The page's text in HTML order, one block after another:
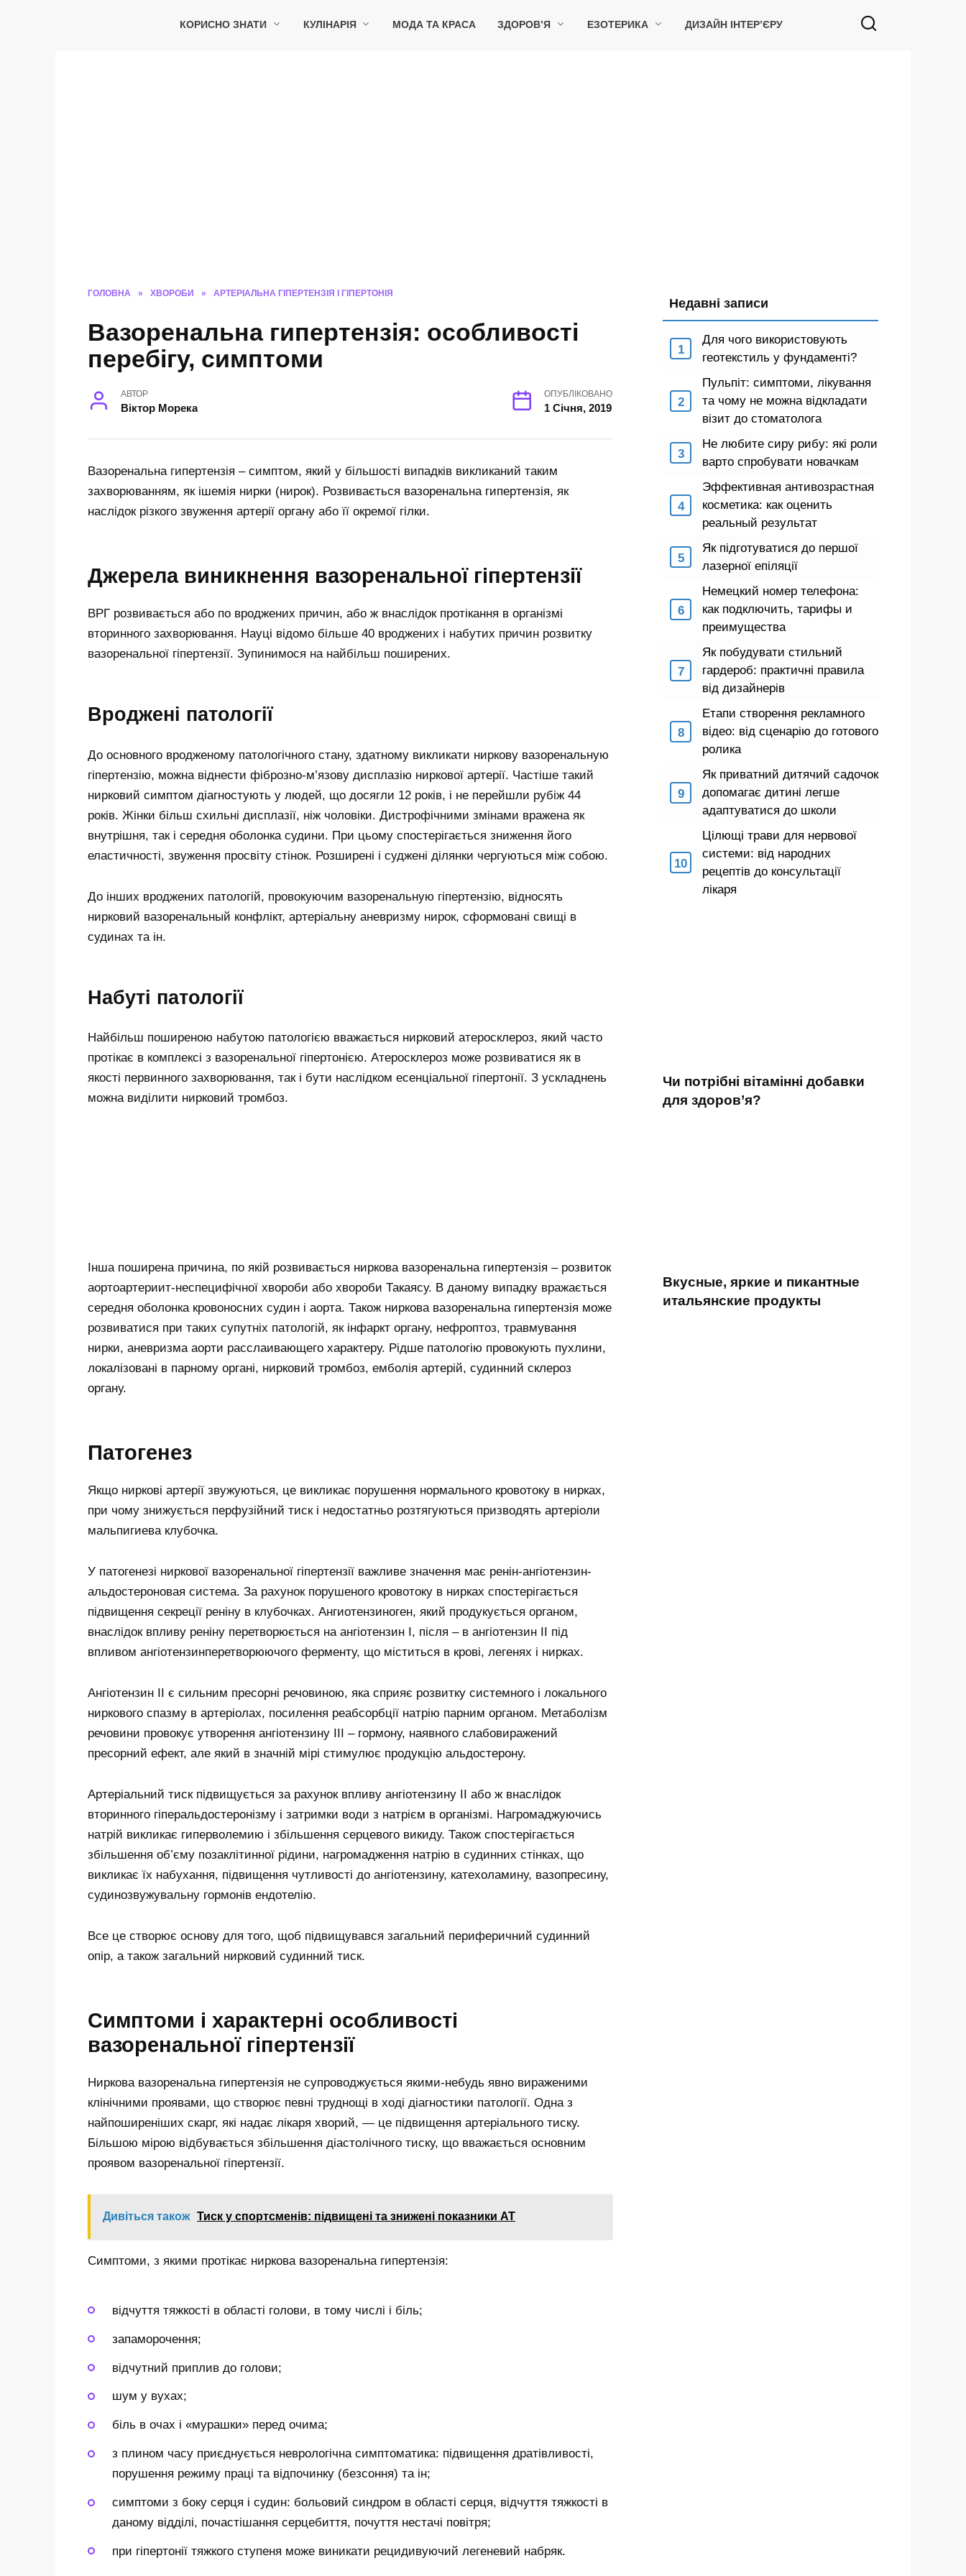
КОРИСНО ЗНАТИ КУЛІНАРІЯ МОДА ТА КРАСА ЗДОРОВ’Я ЕЗОТЕРИКА ДИЗАЙН ІНТЕР’ЄРУ
ГОЛОВНА » ХВОРОБИ » АРТЕРІАЛЬНА ГІПЕРТЕНЗІЯ І ГІПЕРТОНІЯ
Вазоренальна гипертензія: особливості
перебігу, симптоми
АВТОР
Віктор Морека
ОПУБЛІКОВАНО
1 Січня, 2019
Вазоренальна гипертензія – симптом, який у більшості випадків викликаний таким
захворюванням, як ішемія нирки (нирок). Розвивається вазоренальна гипертензія, як
наслідок різкого звуження артерії органу або її окремої гілки.
Джерела виникнення вазоренальної гіпертензії
ВРГ розвивається або по вроджених причин, або ж внаслідок протікання в організмі
вторинного захворювання. Науці відомо більше 40 вроджених і набутих причин розвитку
вазоренальної гіпертензії. Зупинимося на найбільш поширених.
Вроджені патології
До основного вродженому патологічного стану, здатному викликати ниркову вазоренальную
гіпертензію, можна віднести фіброзно-м’язову дисплазію ниркової артерії. Частіше такий
нирковий симптом діагностують у людей, що досягли 12 років, і не перейшли рубіж 44
років. Жінки більш схильні дисплазії, ніж чоловіки. Дистрофічними змінами вражена як
внутрішня, так і середня оболонка судини. При цьому спостерігається зниження його
еластичності, звуження просвіту стінок. Розширені і суджені ділянки чергуються між собою.
До інших вроджених патологій, провокуючим вазоренальную гіпертензію, відносять
нирковий вазоренальный конфлікт, артеріальну аневризму нирок, сформовані свищі в
судинах та ін.
Набуті патології
Найбільш поширеною набутою патологією вважається нирковий атеросклероз, який часто
протікає в комплексі з вазоренальної гіпертонією. Атеросклероз може розвиватися як в
якості первинного захворювання, так і бути наслідком есенціальної гіпертонії. З ускладнень
можна виділити нирковий тромбоз.
Інша поширена причина, по якій розвивається ниркова вазоренальна гипертензія – розвиток
аортоартериит-неспецифічної хвороби або хвороби Такаясу. В даному випадку вражається
середня оболонка кровоносних судин і аорта. Також ниркова вазоренальна гипертензія може
розвиватися при таких супутніх патологій, як інфаркт органу, нефроптоз, травмування
нирки, аневризма аорти расслаивающего характеру. Рідше патологію провокують пухлини,
локалізовані в парному органі, нирковий тромбоз, емболія артерій, судинний склероз
органу.
Патогенез
Якщо ниркові артерії звужуються, це викликає порушення нормального кровотоку в нирках,
при чому знижується перфузійний тиск і недостатньо розтягуються призводять артеріоли
мальпигиева клубочка.
У патогенезі ниркової вазоренальної гіпертензії важливе значення має ренін-ангіотензин-
альдостероновая система. За рахунок порушеного кровотоку в нирках спостерігається
підвищення секреції реніну в клубочках. Ангиотензиноген, який продукується органом,
внаслідок впливу реніну перетворюється на ангіотензин I, після – в ангіотензин II під
впливом ангіотензинперетворюючого ферменту, що міститься в крові, легенях і нирках.
Ангіотензин II є сильним пресорні речовиною, яка сприяє розвитку системного і локального
ниркового спазму в артеріолах, посилення реабсорбції натрію парним органом. Метаболізм
речовини провокує утворення ангіотензину III – гормону, наявного слабовиражений
пресорний ефект, але який в значній мірі стимулює продукцію альдостерону.
Артеріальний тиск підвищується за рахунок впливу ангіотензину II або ж внаслідок
вторинного гіперальдостеронізму і затримки води з натрієм в організмі. Нагромаджуючись
натрій викликає гиперволемию і збільшення серцевого викиду. Також спостерігається
збільшення об’єму позаклітинної рідини, нагромадження натрію в судинних стінках, що
викликає їх набухання, підвищення чутливості до ангіотензину, катехоламину, вазопресину,
судинозвужувальну гормонів ендотелію.
Все це створює основу для того, щоб підвищувався загальний периферичний судинний
опір, а також загальний нирковий судинний тиск.
Симптоми і характерні особливості
вазоренальної гіпертензії
Ниркова вазоренальна гипертензія не супроводжується якими-небудь явно вираженими
клінічними проявами, що створює певні труднощі в ході діагностики патології. Одна з
найпоширеніших скарг, які надає лікаря хворий, — це підвищення артеріального тиску.
Більшою мірою відбувається збільшення діастолічного тиску, що вважається основним
проявом вазоренальної гіпертензії.
Дивіться також Тиск у спортсменів: підвищені та знижені показники АТ
Симптоми, з якими протікає ниркова вазоренальна гипертензія:
відчуття тяжкості в області голови, в тому числі і біль;
запаморочення;
відчутний приплив до голови;
шум у вухах;
біль в очах і «мурашки» перед очима;
з плином часу приєднується неврологічна симптоматика: підвищення дратівливості,
порушення режиму праці та відпочинку (безсоння) та ін;
симптоми з боку серця і судин: больовий синдром в області серця, відчуття тяжкості в
даному відділі, почастішання серцебиття, почуття нестачі повітря;
при гіпертонії тяжкого ступеня може виникати рецидивуючий легеневий набряк.
Недавні записи
Для чого використовують
геотекстиль у фундаменті?
Пульпіт: симптоми, лікування
та чому не можна відкладати
візит до стоматолога
Не любите сиру рибу: які роли
варто спробувати новачкам
Эффективная антивозрастная
косметика: как оценить
реальный результат
Як підготуватися до першої
лазерної епіляції
Немецкий номер телефона:
как подключить, тарифы и
преимущества
Як побудувати стильний
гардероб: практичні правила
від дизайнерів
Етапи створення рекламного
відео: від сценарію до готового
ролика
Як приватний дитячий садочок
допомагає дитині легше
адаптуватися до школи
Цілющі трави для нервової
системи: від народних
рецептів до консультації
лікаря
Чи потрібні вітамінні добавки
для здоров’я?
Вкусные, яркие и пикантные
итальянские продукты